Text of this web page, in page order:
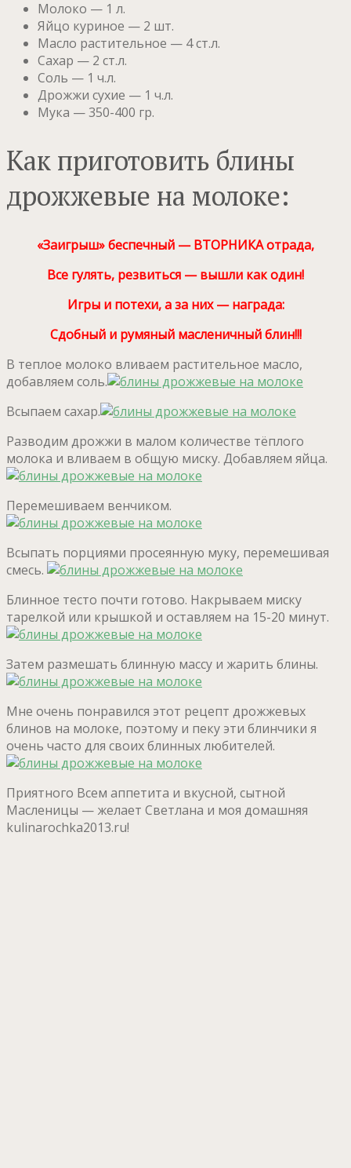
Молоко — 1 л.
Яйцо куриное — 2 шт.
Масло растительное — 4 ст.л.
Сахар — 2 ст.л.
Соль — 1 ч.л.
Дрожжи сухие — 1 ч.л.
Мука — 350-400 гр.
Как приготовить блины
дрожжевые на молоке:
«Заигрыш» беспечный — ВТОРНИКА отрада,
Все гулять, резвиться — вышли как один!
Игры и потехи, а за них — награда:
Сдобный и румяный масленичный блин!!!
В теплое молоко вливаем растительное масло,
добавляем соль.
Всыпаем сахар.
Разводим дрожжи в малом количестве тёплого
молока и вливаем в общую миску. Добавляем яйца.
Перемешиваем венчиком.
Всыпать порциями просеянную муку, перемешивая
смесь.
Блинное тесто почти готово. Накрываем миску
тарелкой или крышкой и оставляем на 15-20 минут.
Затем размешать блинную массу и жарить блины.
Мне очень понравился этот рецепт дрожжевых
блинов на молоке, поэтому и пеку эти блинчики я
очень часто для своих блинных любителей.
Приятного Всем аппетита и вкусной, сытной
Масленицы — желает Светлана и моя домашняя
kulinarochka2013.ru!